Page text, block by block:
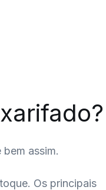
assim.
Os principais